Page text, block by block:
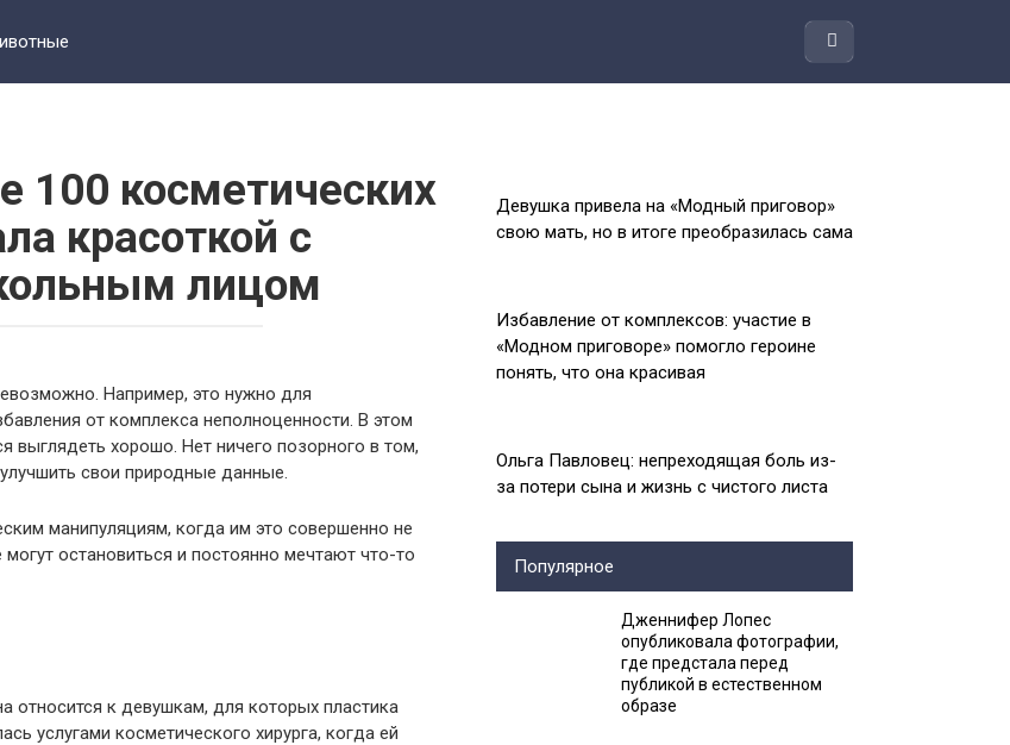
100 косметических
красоткой с
лицом
Например, это нужно для
от комплекса неполноценности. В этом
выглядеть хорошо. Нет ничего позорного в том,
свои природные данные.
манипуляциям, когда им это совершенно не
остановиться и постоянно мечтают что-то
относится к девушкам, для которых пластика
услугами косметического хирурга, когда ей
Девушка привела на «Модный приговор»
свою мать, но в итоге преобразилась сама
Избавление от комплексов: участие в
«Модном приговоре» помогло героине
понять, что она красивая
Ольга Павловец: непреходящая боль из-
за потери сына и жизнь с чистого листа
Популярное
Дженнифер Лопес
опубликовала фотографии,
где предстала перед
публикой в естественном
образе